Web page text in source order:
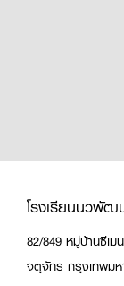
โรงเรียนนวพัฒ
82/849 หมู่บ้านซีเ
จตุจักร กรุงเทพม